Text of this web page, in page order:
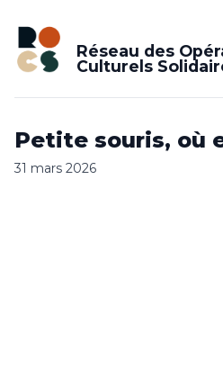
Réseau des
Culturels
Petite souris, où
31 mars 2026